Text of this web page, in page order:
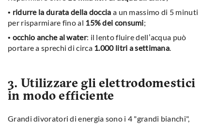
• ridurre la durata della doccia a un massimo di 5 minuti
per risparmiare fino al 15% dei consumi;
• occhio anche al water: il lento fluire dell’acqua può
portare a sprechi di circa 1.000 litri a settimana.
3. Utilizzare gli elettrodomestici
in modo efficiente
Grandi divoratori di energia sono i 4 "grandi bianchi",